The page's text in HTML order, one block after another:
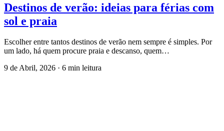
Destinos de verão: ideias para férias com
sol e praia
Escolher entre tantos destinos de verão nem sempre é simples. Por
um lado, há quem procure praia e descanso, quem…
9 de Abril, 2026 · 6 min leitura